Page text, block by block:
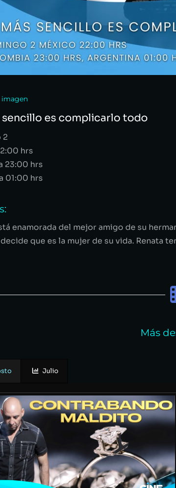
imagen
sencillo es complicarlo todo
2
hrs
23:00 hrs
01:00 hrs
enamorada del mejor amigo de su
decide que es la mujer de su vida. Renata
Más
Julio